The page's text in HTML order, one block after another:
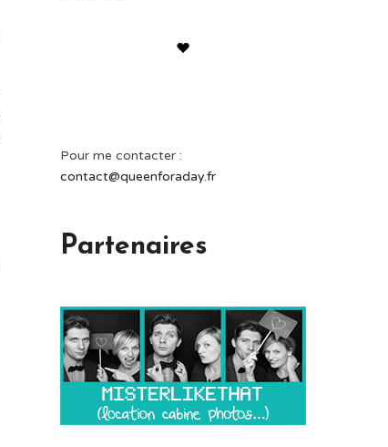
Pour me contacter :
contact@queenforaday.fr
Partenaires